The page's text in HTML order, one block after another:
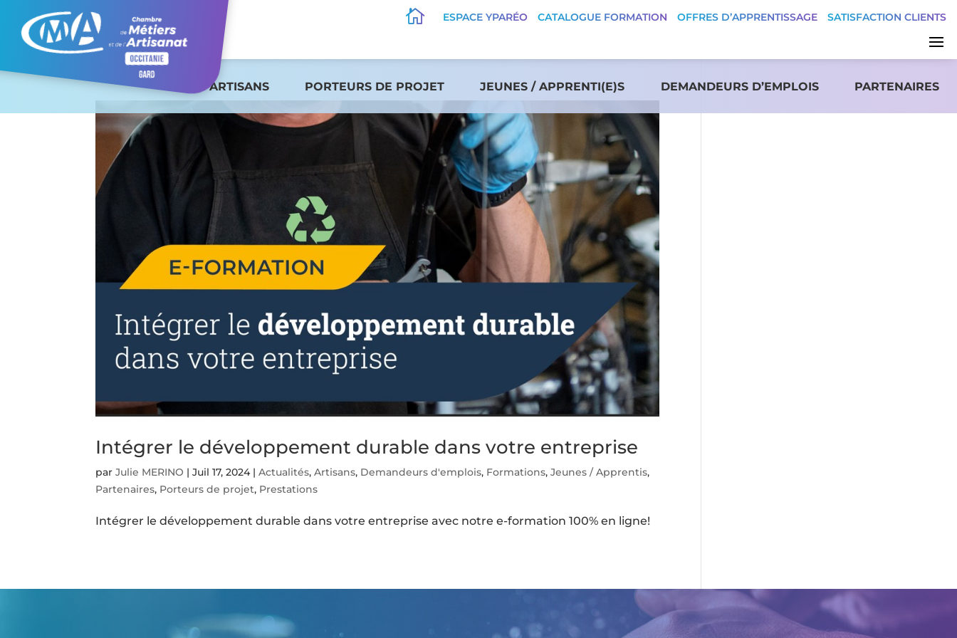
 ESPACE YPARÉO CATALOGUE FORMATION OFFRES D’APPRENTISSAGE SATISFACTION CLIENTS
ARTISANS PORTEURS DE PROJET JEUNES / APPRENTI(E)S DEMANDEURS D’EMPLOIS PARTENAIRES
Intégrer le développement durable dans votre entreprise
parJulie MERINO |Juil 17, 2024|Actualités,Artisans, Demandeurs d'emplois, Formations,Jeunes / Apprentis,
Partenaires, Porteurs de projet, Prestations
Intégrer le développement durable dans votre entreprise avec notre e-formation 100% en ligne!